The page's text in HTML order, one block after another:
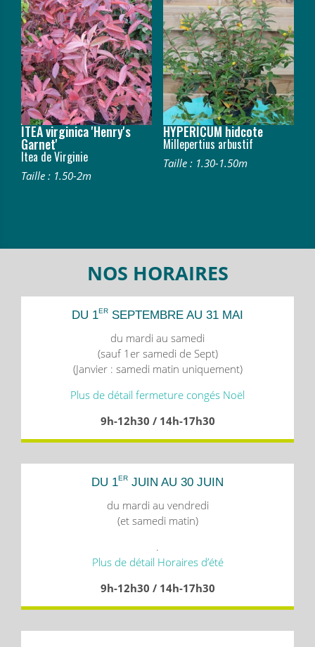
ITEA virginica 'Henry's
Garnet'
Itea de Virginie
Taille : 1.50-2m
HYPERICUM hidcote
Millepertius arbustif
Taille : 1.30-1.50m
NOS HORAIRES
DU 1ER SEPTEMBRE AU 31 MAI
du mardi au samedi
(sauf 1er samedi de Sept)
(Janvier : samedi matin uniquement)
Plus de détail fermeture congés Noël
9h-12h30 / 14h-17h30
DU 1ER JUIN AU 30 JUIN
du mardi au vendredi
(et samedi matin)
.
Plus de détail Horaires d’été
9h-12h30 / 14h-17h30